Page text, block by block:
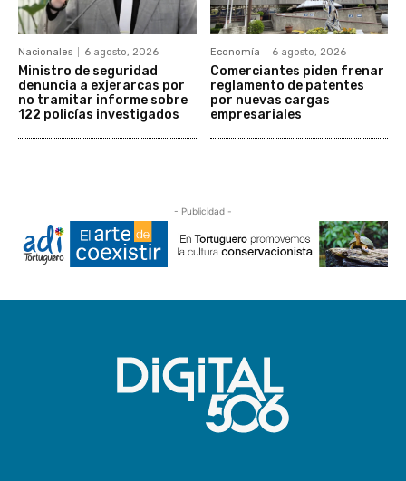
Nacionales 6 agosto, 2026
Ministro de seguridad
denuncia a exjerarcas por
no tramitar informe sobre
122 policías investigados
Economía 6 agosto, 2026
Comerciantes piden frenar
reglamento de patentes
por nuevas cargas
empresariales
- Publicidad -